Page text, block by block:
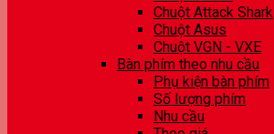
Chuột Attack Shark
Chuột Asus
Chuột VGN - VXE
Bàn phím theo nhu cầu
Phụ kiện bàn phím
Số lượng phím
Nhu cầu